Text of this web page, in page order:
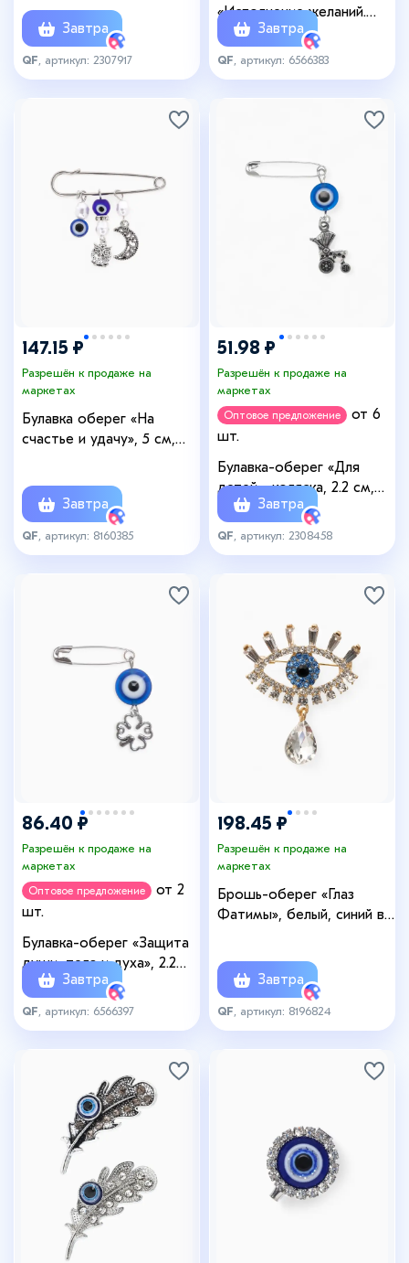
Завтра
QF , артикул: 2307917
«Исполнение желаний.
Дельфины», 2.2 см, синяя
в серебре
Завтра
QF , артикул: 6566383
147.15 ₽
Разрешён к продаже на
маркетах
Булавка оберег «На
счастье и удачу», 5 см,
Завтра
QF , артикул: 8160385
51.98 ₽
Разрешён к продаже на
маркетах
Оптовое предложение
от 6
шт.
Булавка-оберег «Для
детей», коляска, 2.2 см,
синяя в серебре
Завтра
QF , артикул: 2308458
86.40 ₽
Разрешён к продаже на
маркетах
Оптовое предложение
от 2
шт.
Булавка-оберег «Защита
души, тела и духа», 2.2
см, бело-синяя в серебре
Завтра
QF , артикул: 6566397
198.45 ₽
Разрешён к продаже на
маркетах
Брошь-оберег «Глаз
Фатимы», белый, синий в
Завтра
QF , артикул: 8196824